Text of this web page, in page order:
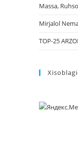
Massa,
Mirjalol
TOP-25